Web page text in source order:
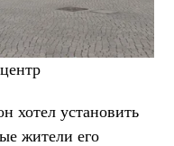
хотел установить
жители его